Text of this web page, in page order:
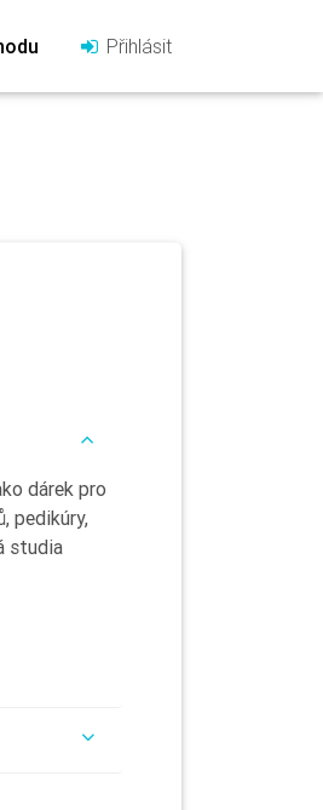
Přihlásit
dárek pro
pedikúry,
studia